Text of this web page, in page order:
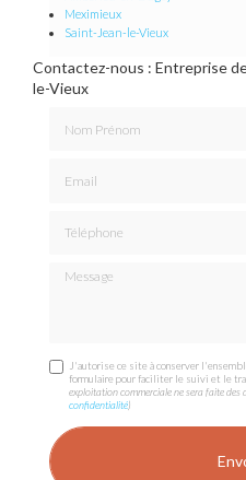
Meximieux
Saint-Jean-le-Vieux
Contactez-nous : Entreprise
le-Vieux
Message
J'autorise ce site à conserver
formulaire pour faciliter le suivi et le
exploitation commerciale ne sera faite des
confidentialité)